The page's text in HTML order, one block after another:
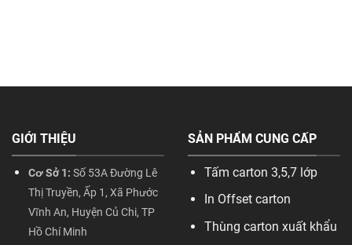
GIỚI THIỆU
Cơ Sở 1: Số 53A Đường Lê
Thị Truyền, Ấp 1, Xã Phước
Vĩnh An, Huyện Củ Chi, TP
Hồ Chí Minh
SẢN PHẨM CUNG CẤP
Tấm carton 3,5,7 lớp
In Offset carton
Thùng carton xuất khẩu